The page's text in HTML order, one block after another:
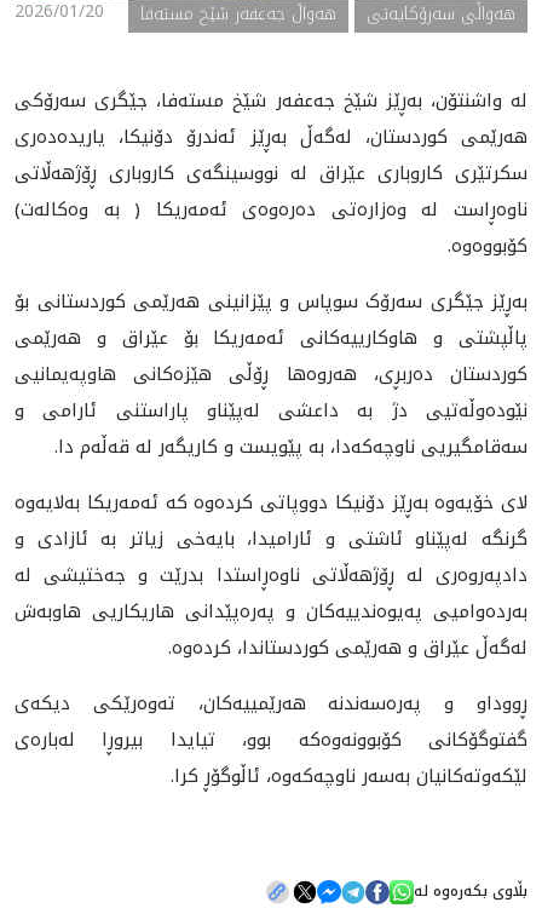
2026/01/20 ھەواڵی سەرۆکایەتی هەواڵ جەعفەر شێخ مستەفا
لە واشنتۆن، بەڕێز شێخ جەعفەر شێخ مستەفا، جێگری سەرۆکی
هەرێمی کوردستان، لەگەڵ بەڕێز ئەندرۆ دۆنیکا، یاریدەدەری
سکرتێری کاروباری عێراق لە نووسینگەی کاروباری ڕۆژهەڵاتی
ناوەڕاست لە وەزارەتی دەرەوەی ئەمەریکا ( بە وەکالەت)
کۆبووەوە.
بەڕێز جێگری سەرۆک سوپاس و پێزانینی هەرێمی کوردستانی بۆ
پاڵپشتی و هاوکارییەکانی ئەمەریکا بۆ عێراق و هەرێمی
کوردستان دەربڕی، هەروەها ڕۆڵی هێزەکانی هاوپەیمانیی
نێودەوڵەتیی دژ بە داعشی لەپێناو پاراستنی ئارامی و
سەقامگیریی ناوچەکەدا، بە پێویست و کاریگەر لە قەڵەم دا.
لای خۆیەوە بەڕێز دۆنیکا دووپاتی کردەوە کە ئەمەریکا بەلایەوە
گرنگە لەپێناو ئاشتی و ئارامیدا، بایەخی زیاتر بە ئازادی و
دادپەروەری لە ڕۆژهەڵاتی ناوەڕاستدا بدرێت و جەختیشی لە
بەردەوامیی پەیوەندییەکان و پەرەپێدانی هاریکاریی هاوبەش
لەگەڵ عێراق و هەرێمی کوردستاندا، کردەوە.
ڕووداو و پەرەسەندنە هەرێمییەکان، تەوەرێکی دیکەی
گفتوگۆکانی کۆبوونەوەکە بوو، تیایدا بیروڕا لەبارەی
لێکەوتەکانیان بەسەر ناوچەکەوە، ئاڵوگۆڕ کرا.
بڵاوی بکەرەوە لە